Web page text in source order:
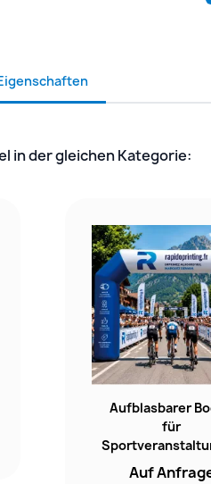
in der gleichen Kategorie:
Aufblasbarer
für
Auf